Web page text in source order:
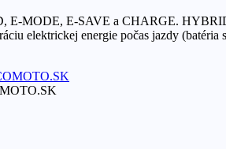
E-MODE, E-SAVE a CHARGE.
elektrickej energie počas jazdy (batéria